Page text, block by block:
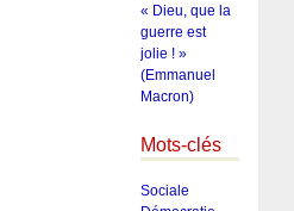
« Dieu, que la
guerre est
jolie ! »
(Emmanuel
Macron)
Mots-clés
Sociale